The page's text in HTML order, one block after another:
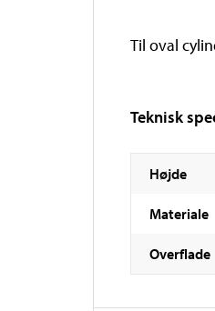
Til oval
Teknisk
Højde
Materiale
Overflade